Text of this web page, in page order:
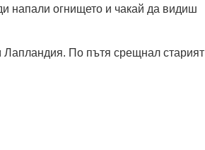
напали огнището и чакай да видиш
Лапландия. По пътя срещнал старият